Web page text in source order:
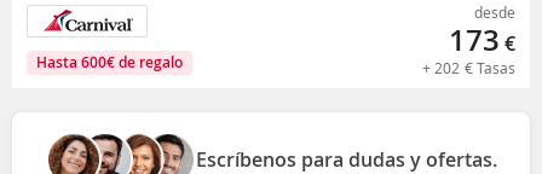
Hasta 600€de regalo
desde
173 €
+ 202 €Tasas
Escríbenos para dudas y ofertas.